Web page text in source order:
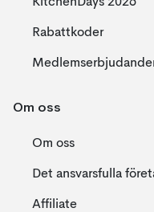
Rabattkoder
Om oss
Om oss
Det ansvarsfulla
Affiliate